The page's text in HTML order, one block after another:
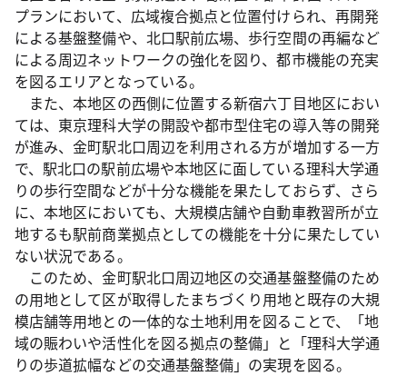
プランにおいて、広域複合拠点と位置付けられ、再開発
による基盤整備や、北口駅前広場、歩行空間の再編など
による周辺ネットワークの強化を図り、都市機能の充実
を図るエリアとなっている。
また、本地区の西側に位置する新宿六丁目地区におい
ては、東京理科大学の開設や都市型住宅の導入等の開発
が進み、金町駅北口周辺を利用される方が増加する一方
で、駅北口の駅前広場や本地区に面している理科大学通
りの歩行空間などが十分な機能を果たしておらず、さら
に、本地区においても、大規模店舗や自動車教習所が立
地するも駅前商業拠点としての機能を十分に果たしてい
ない状況である。
このため、金町駅北口周辺地区の交通基盤整備のため
の用地として区が取得したまちづくり用地と既存の大規
模店舗等用地との一体的な土地利用を図ることで、「地
域の賑わいや活性化を図る拠点の整備」と「理科大学通
りの歩道拡幅などの交通基盤整備」の実現を図る。